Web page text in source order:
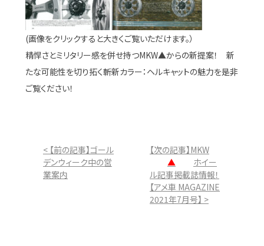
(画像をクリックすると大きくご覧いただけます。）
精悍さとミリタリー感を併せ持つMKW▲からの新提案！ 新
たな可能性を切り拓く斬新カラー：ヘルキャットの魅力を是非
ご覧ください！
< 【前の記事】ゴール
デンウィーク中の営
業案内
【次の記事】MKW
▲
ホイー
ル記事掲載誌情報！
【アメ車 MAGAZINE
2021年7月号】 >